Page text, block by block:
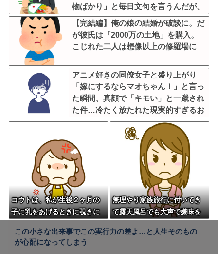
物ばかり」と毎日文句を言うんだが、
他人の食事に異様な執着を見せるのま
じでストレス
【完結編】俺の娘の結婚が破談に。だ
が彼氏は「2000万の土地」を購入。
こじれた二人は想像以上の修羅場に
アニメ好きの同僚女子と盛り上がり
「嫁にするならマオちゃん！」と言っ
た瞬間、真顔で「キモい」と一蹴され
た件…冷たく放たれた現実的すぎるお
説教に絶句←オタクのノリをリアルで
出すとそうなる
コウトは、私が生後２ヶ月の
子に乳をあげるときに覗きに
も懲りずにやってくるので、
彼女さんが来た時に「コウト
無理やり家族旅行に付いてき
て露天風呂でも大声で嫌味を
客の前で「一世一代の勇気」
この小さな出来事でこの実行力の差よ…と人生そのもの
が心配になってしまう